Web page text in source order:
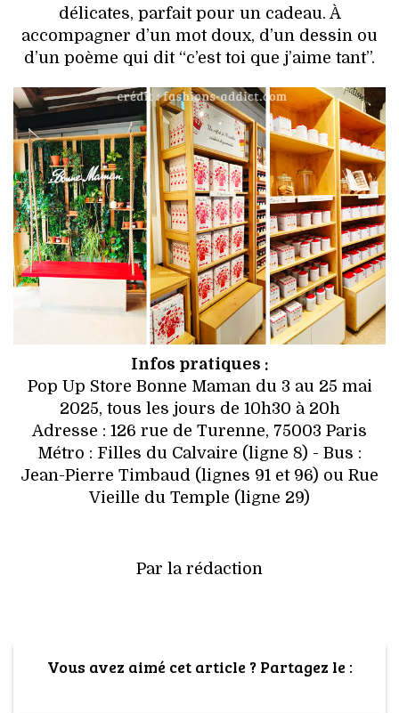
délicates, parfait pour un cadeau. À
accompagner d’un mot doux, d’un dessin ou
d’un poème qui dit “c’est toi que j’aime tant”.
Infos pratiques :
Pop Up Store Bonne Maman du 3 au 25 mai
2025, tous les jours de 10h30 à 20h
Adresse : 126 rue de Turenne, 75003 Paris
Métro : Filles du Calvaire (ligne 8) - Bus :
Jean-Pierre Timbaud (lignes 91 et 96) ou Rue
Vieille du Temple (ligne 29)
Par la rédaction
Vous avez aimé cet article ? Partagez le :